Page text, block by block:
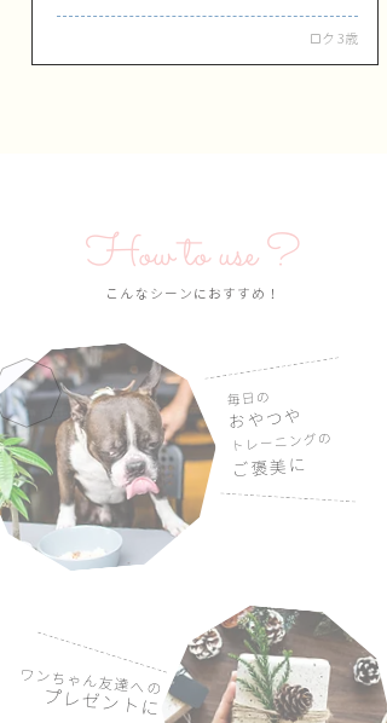
ロク 3歳
こんなシーンにおすすめ！
How to use ?
毎日の
おやつや
トレーニングの
ご褒美に
ワンちゃん友達への
プレゼントに